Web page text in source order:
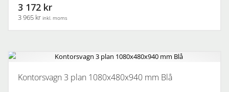
3 172 kr
3 965 kr inkl. moms
Kontorsvagn 3 plan 1080x480x940 mm Blå